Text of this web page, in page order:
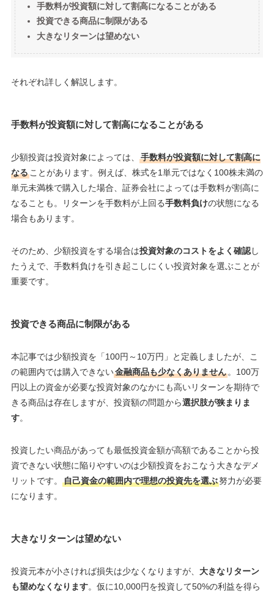
手数料が投資額に対して割高になることがある
投資できる商品に制限がある
大きなリターンは望めない
それぞれ詳しく解説します。
手数料が投資額に対して割高になることがある
少額投資は投資対象によっては、
手数料が投資額に対して割高に
なることがあります。例えば、株式を1単元ではなく100株未満の
単元未満株で購入した場合、証券会社によっては手数料が割高に
なることも。リターンを手数料が上回る手数料負けの状態になる
場合もあります。
そのため、少額投資をする場合は投資対象のコストをよく確認し
たうえで、手数料負けを引き起こしにくい投資対象を選ぶことが
重要です。
投資できる商品に制限がある
本記事では少額投資を「100円～10万円」と定義しましたが、こ
の範囲内では購入できない金融商品も少なくありません。100万
円以上の資金が必要な投資対象のなかにも高いリターンを期待で
きる商品は存在しますが、投資額の問題から選択肢が狭まりま
す。
投資したい商品があっても最低投資金額が高額であることから投
資できない状態に陥りやすいのは少額投資をおこなう大きなデメ
リットです。
自己資金の範囲内で理想の投資先を選ぶ努力が必要
になります。
大きなリターンは望めない
投資元本が小さければ損失は少なくなりますが、 大きなリターン
も望めなくなります。仮に10,000円を投資して50%の利益を得ら